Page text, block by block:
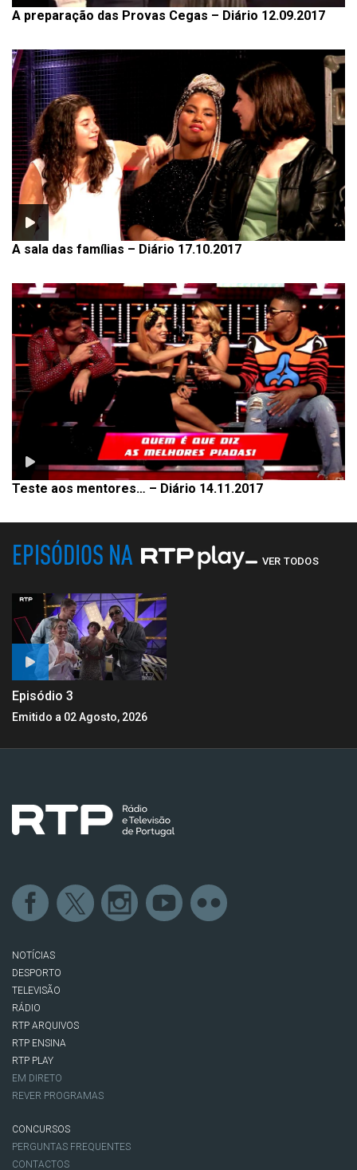
A preparação das Provas Cegas – Diário 12.09.2017
A sala das famílias – Diário 17.10.2017
Teste aos mentores… – Diário 14.11.2017
EPISÓDIOS NA VER TODOS
Episódio 3
Emitido a 02 Agosto, 2026
NOTÍCIAS
DESPORTO
TELEVISÃO
RÁDIO
RTP ARQUIVOS
RTP ENSINA
RTP PLAY
EM DIRETO
REVER PROGRAMAS
CONCURSOS
PERGUNTAS FREQUENTES
CONTACTOS